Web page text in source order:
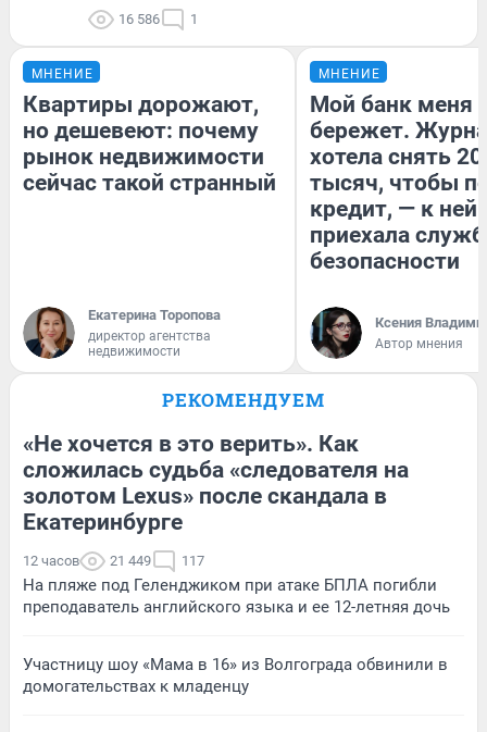
16 586 1
МНЕНИЕ
Квартиры дорожают,
но дешевеют: почему
рынок недвижимости
сейчас такой странный
Екатерина Торопова
директор агентства
недвижимости
МНЕНИЕ
Мой банк меня
бережет.
хотела снять
тысяч, чтобы
кредит, — к
приехала
безопасности
Ксения
Автор мнения
РЕКОМЕНДУЕМ
«Не хочется в это верить». Как
сложилась судьба «следователя на
золотом Lexus» после скандала в
Екатеринбурге
12 часов 21 449 117
На пляже под Геленджиком при атаке БПЛА погибли
преподаватель английского языка и ее 12-летняя дочь
Участницу шоу «Мама в 16» из Волгограда обвинили в
домогательствах к младенцу